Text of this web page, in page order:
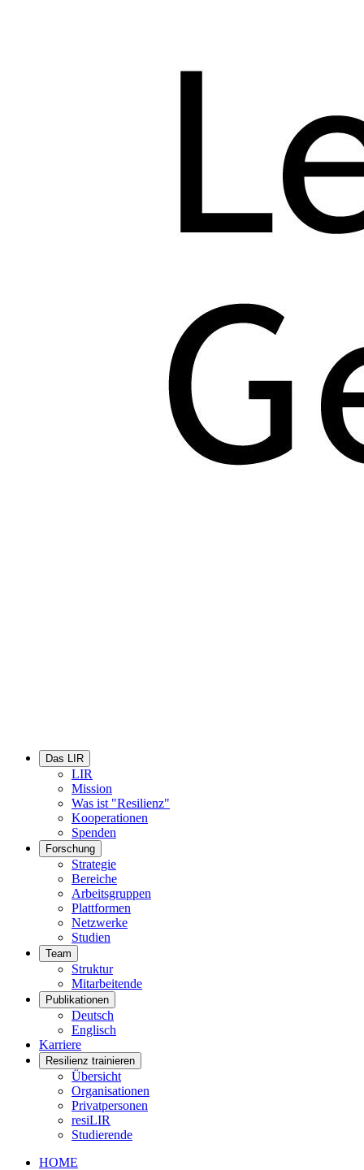
Das LIR
LIR
Mission
Was ist "Resilienz"
Kooperationen
Spenden
Forschung
Strategie
Bereiche
Arbeitsgruppen
Plattformen
Netzwerke
Studien
Team
Struktur
Mitarbeitende
Publikationen
Deutsch
Englisch
Karriere
Resilienz trainieren
Übersicht
Organisationen
Privatpersonen
resiLIR
Studierende
HOME